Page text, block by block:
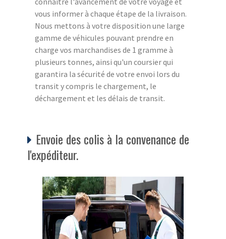
vous informer à chaque étape de la livraison.
Nous mettons à votre disposition une large
gamme de véhicules pouvant prendre en
charge vos marchandises de 1 gramme à
plusieurs tonnes, ainsi qu'un coursier qui
garantira la sécurité de votre envoi lors du
transit y compris le chargement, le
déchargement et les délais de transit.
Envoie des colis à la convenance de
l'expéditeur.